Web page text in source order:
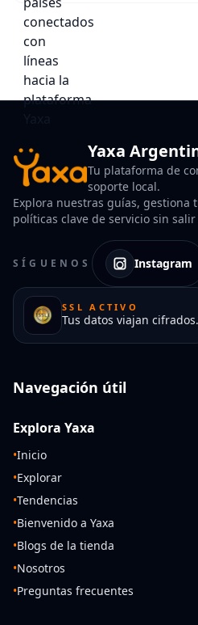
Yaxa
Tu plataforma de
soporte local.
Explora nuestras guías, gestiona
políticas clave de servicio sin
SÍGUENOS Instagram
SSL ACTIVO
Tus datos viajan cifrados.
Navegación útil
Explora Yaxa
•Inicio
•Explorar
•Tendencias
•Bienvenido a Yaxa
•Blogs de la tienda
•Nosotros
•Preguntas frecuentes